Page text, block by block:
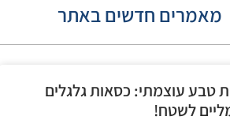
מאמרים חדשים באתר
טבע עוצמתי: כסאות גלגלים
לשטח!